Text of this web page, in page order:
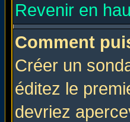
Revenir en
Comment
Créer un
éditez le
devriez